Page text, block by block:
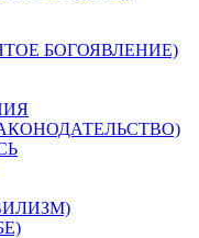
БОГОЯВЛЕНИЕ)